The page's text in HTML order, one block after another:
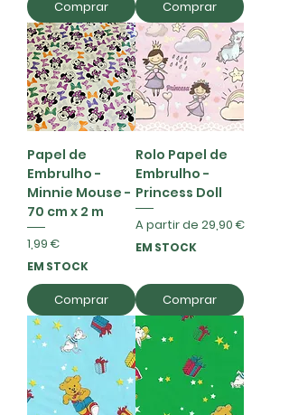
Comprar Comprar
Papel de
Embrulho -
Minnie Mouse -
70 cm x 2 m
Preço
1,99 €
EM STOCK
Comprar
Rolo Papel de
Embrulho -
Princess Doll
A partir de 29,90 €
Preço promocional
EM STOCK
Comprar